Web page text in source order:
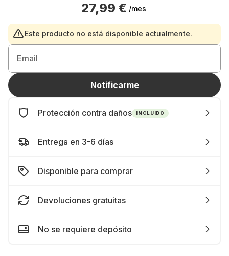
27,99 € /mes
Este producto no está disponible actualmente.
Email
Notificarme
Protección contra daños INCLUIDO
Entrega en 3-6 días
Disponible para comprar
Devoluciones gratuitas
No se requiere depósito